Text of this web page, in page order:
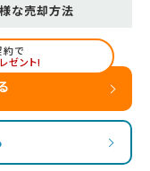
な売却方法
で
ゼント!